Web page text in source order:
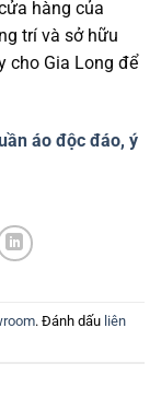
hàng của
trí và sở hữu
cho Gia Long để
áo độc đáo, ý
. Đánh dấu liên